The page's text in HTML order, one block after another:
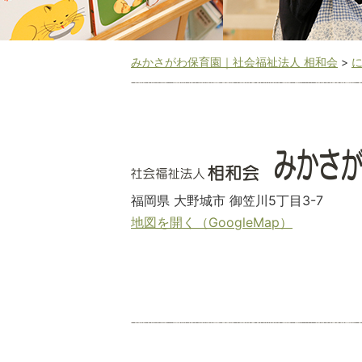
みかさがわ保育園｜社会福祉法人 相和会 >
福岡県 大野城市 御笠川5丁目3-7
地図を開く（GoogleMap）